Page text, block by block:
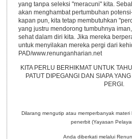
yang tanpa seleksi "meracuni" kita.
akan menghambat pertumbuhan
kapan pun, kita tetap membutuhkan
yang justru mendorong tumbuhnya
sehat dalam diri kita. Jika mereka
untuk menyilakan mereka pergi dari
PAD/www.renunganharian.net
KITA PERLU BERHIKMAT UNTUK
PATUT DIPEGANGI DAN SIAPA
PERGI.
Dilarang mengutip atau memperbanyak materi
penerbit (Yayasan
Anda diberkati melalui